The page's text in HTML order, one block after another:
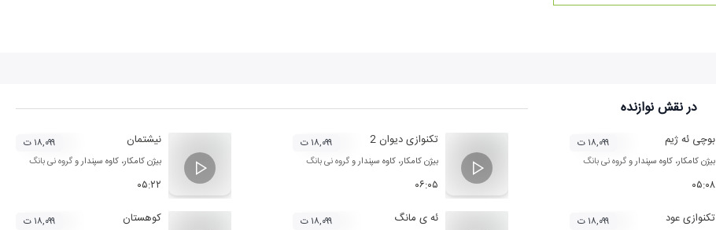
در نقشنوازنده
بوچی ئه ژیم
بیژن کامکار، کاوه سپنداروگروه نی بانگ
۰۵:۰۸
۱۸,۰۹۹ ت تکنوازی دیوان 2
بیژن کامکار، کاوه سپنداروگروه نی بانگ
۰۶:۰۵
۱۸,۰۹۹ ت نیشتمان
بیژن کامکار، کاوه سپنداروگروه نی بانگ
۰۵:۲۲
۱۸,۰۹۹ ت
تکنوازی عود ۱۸,۰۹۹ ت ئه ی مانگ ۱۸,۰۹۹ ت کوهستان ۱۸,۰۹۹ ت